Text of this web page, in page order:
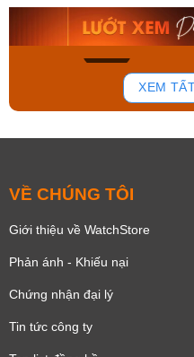
179
Mua ngay
XEM
VỀ CHÚNG TÔI
Giới thiệu về WatchStore
Phản ánh - Khiếu nại
Chứng nhận đại lý
Tin tức công ty